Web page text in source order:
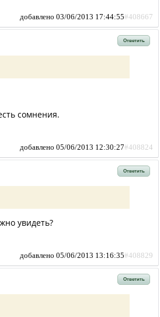
добавлено 03/06/2013 17:44:55#408667
Ответить
сомнения.
добавлено 05/06/2013 12:30:27#408824
Ответить
увидеть?
добавлено 05/06/2013 13:16:35#408829
Ответить